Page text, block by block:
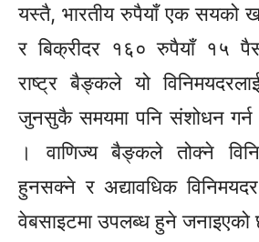
यस्तै, भारतीय रुपैयाँ एक सयको
र बिक्रीदर १६० रुपैयाँ १५
राष्ट्र बैङ्कले यो
जुनसुकै समयमा पनि संशोधन
। वाणिज्य बैङ्कले तोक्ने
हुनसक्ने र अद्यावधिक
वेबसाइटमा उपलब्ध हुने जनाइएको